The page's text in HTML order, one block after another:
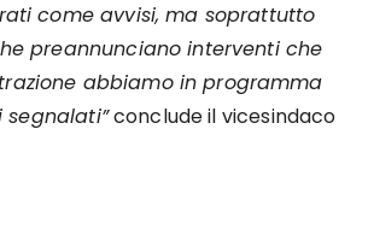
come avvisi, ma soprattutto
preannunciano interventi che
abbiamo in programma
conclude il vicesindaco